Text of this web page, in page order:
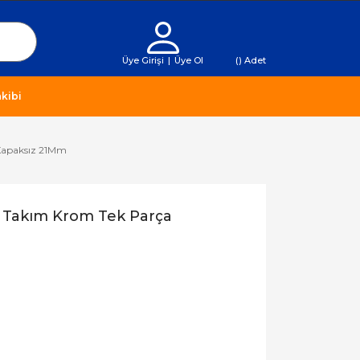
Üye Girişi | Üye Ol () Adet
21Mm
Krom Tek Parça